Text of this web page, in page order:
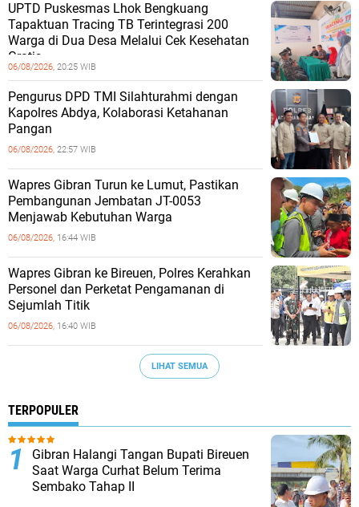
UPTD Puskesmas Lhok Bengkuang
Tapaktuan ‎Tracing TB Terintegrasi 200
Warga di Dua Desa Melalui Cek Kesehatan
Gratis
06/08/2026, 20:25 WIB
Pengurus DPD TMI Silahturahmi dengan
Kapolres Abdya, Kolaborasi Ketahanan
Pangan
06/08/2026, 22:57 WIB
Wapres Gibran Turun ke Lumut, Pastikan
Pembangunan Jembatan JT-0053
Menjawab Kebutuhan Warga
06/08/2026, 16:44 WIB
Wapres Gibran ke Bireuen, Polres Kerahkan
Personel dan Perketat Pengamanan di
Sejumlah Titik
06/08/2026, 16:40 WIB
LIHAT SEMUA
TERPOPULER
Gibran Halangi Tangan Bupati Bireuen
Saat Warga Curhat Belum Terima
Sembako Tahap II